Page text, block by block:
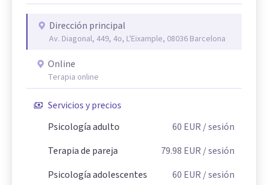
Dirección principal
Av. Diagonal, 449, 4o, L'Eixample, 08036 Barcelona
Online
Terapia online
Servicios y precios
Psicología adulto
60 EUR / sesión
Terapia de pareja
79.98 EUR / sesión
Psicología adolescentes
60 EUR / sesión